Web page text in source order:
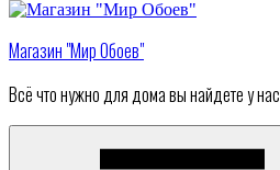
Магазин "Мир Обоев"
Всё что нужно для дома вы найдете у нас